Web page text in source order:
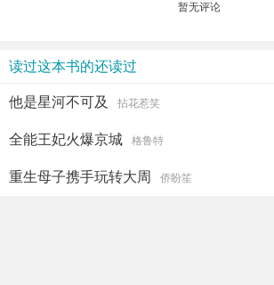
暂无评论
读过这本书的还读过
他是星河不可及 拈花惹笑
全能王妃火爆京城 格鲁特
重生母子携手玩转大周 侨盼笙